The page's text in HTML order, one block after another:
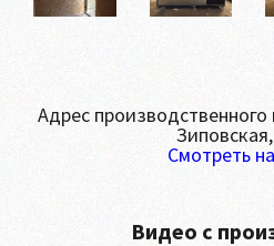
Адрес производственного
Смотреть
Видео с